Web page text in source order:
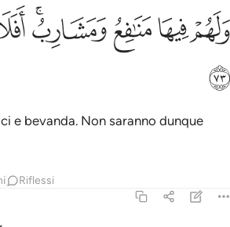
ولهم فيها منافع ومشارب افلا يشكرون ٧٣
وَلَهُمْ فِيهَا مَنَـٰفِعُ وَمَشَارِبُ ۖ أَفَلَا يَشْكُرُونَ ٧٣
ﱕﱖﱗﱘﱙ
ﱜ
e bevanda. Non saranno dunque
Riflessi